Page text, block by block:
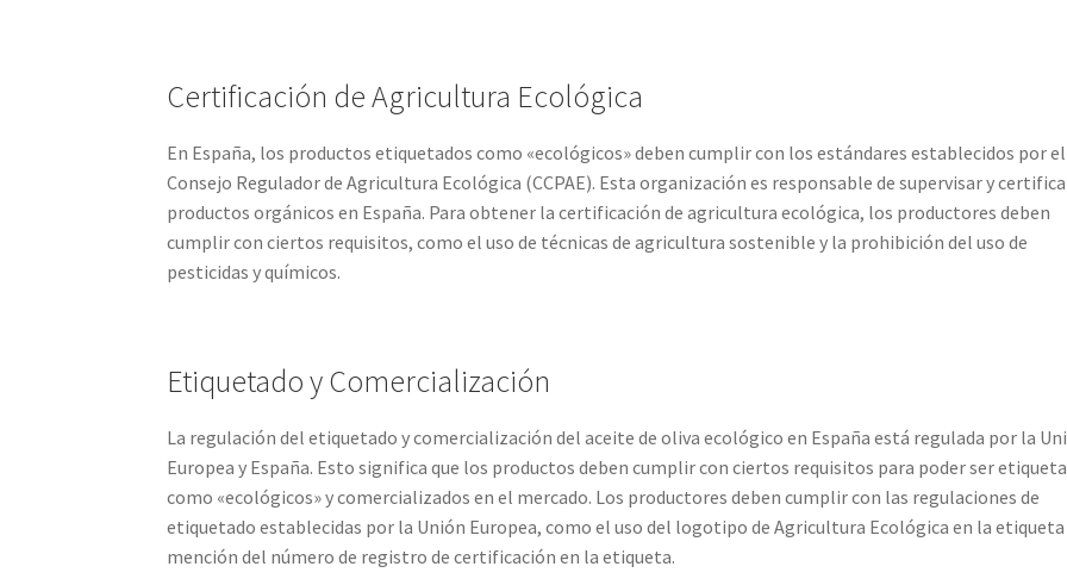
Certificación de Agricultura Ecológica
En España, los productos etiquetados como «ecológicos» deben cumplir con los estándares establecidos por el
Consejo Regulador de Agricultura Ecológica (CCPAE). Esta organización es responsable de supervisar y
productos orgánicos en España. Para obtener la certificación de agricultura ecológica, los productores deben
cumplir con ciertos requisitos, como el uso de técnicas de agricultura sostenible y la prohibición del uso de
pesticidas y químicos.
Etiquetado y Comercialización
La regulación del etiquetado y comercialización del aceite de oliva ecológico en España está regulada por la
Europea y España. Esto significa que los productos deben cumplir con ciertos requisitos para poder ser
como «ecológicos» y comercializados en el mercado. Los productores deben cumplir con las regulaciones de
etiquetado establecidas por la Unión Europea, como el uso del logotipo de Agricultura Ecológica en la etiqueta
mención del número de registro de certificación en la etiqueta.